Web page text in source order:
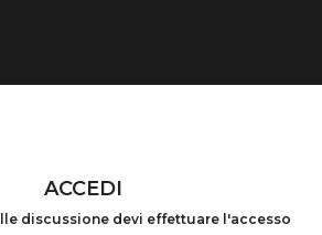
ACCEDI
discussione devi effettuare l'accesso